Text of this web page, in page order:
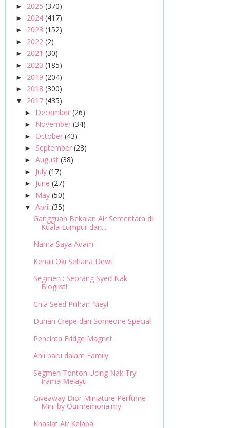
► 2025(370)
► 2024(417)
► 2023(152)
► 2022(2)
► 2021(30)
► 2020(185)
► 2019(204)
► 2018(300)
▼ 2017(435)
► December (26)
► November (34)
► October (43)
► September (28)
► August (38)
► July (17)
► June (27)
► May (50)
▼ April (35)
Gangguan Bekalan Air Sementara di
Kuala Lumpur dan...
Nama Saya Adam
Kenali Oki Setiana Dewi
Segmen : Seorang Syed Nak
Bloglist!
Chia Seed Pilihan Nieyl
Durian Crepe dari Someone Special
Pencinta Fridge Magnet
Ahli baru dalam Family
Segmen Tonton Ucing Nak Try
Irama Melayu
Giveaway Dior Miniature Perfume
Mini by Ourmemoria.my
Khasiat Air Kelapa